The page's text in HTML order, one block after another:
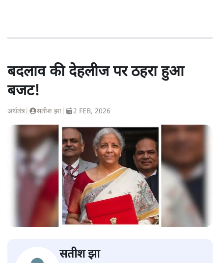
बदलाव की देहलीज पर ठहरा हुआ
बजट!
अर्थतंत्र सतीश झा 2 FEB, 2026
सतीश झा